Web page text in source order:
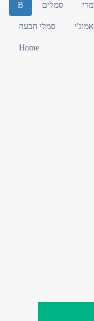
B סמלים
סמלי הבעה אמוג'י
Home